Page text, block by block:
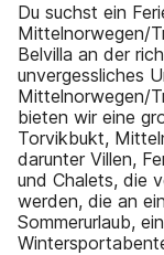
Du suchst ein
Mittelnorwegen/
Belvilla an der
unvergessliches
Mittelnorwegen/
bieten wir eine
Torvikbukt,
darunter Villen,
und Chalets, die
werden, die an
Sommerurlaub,